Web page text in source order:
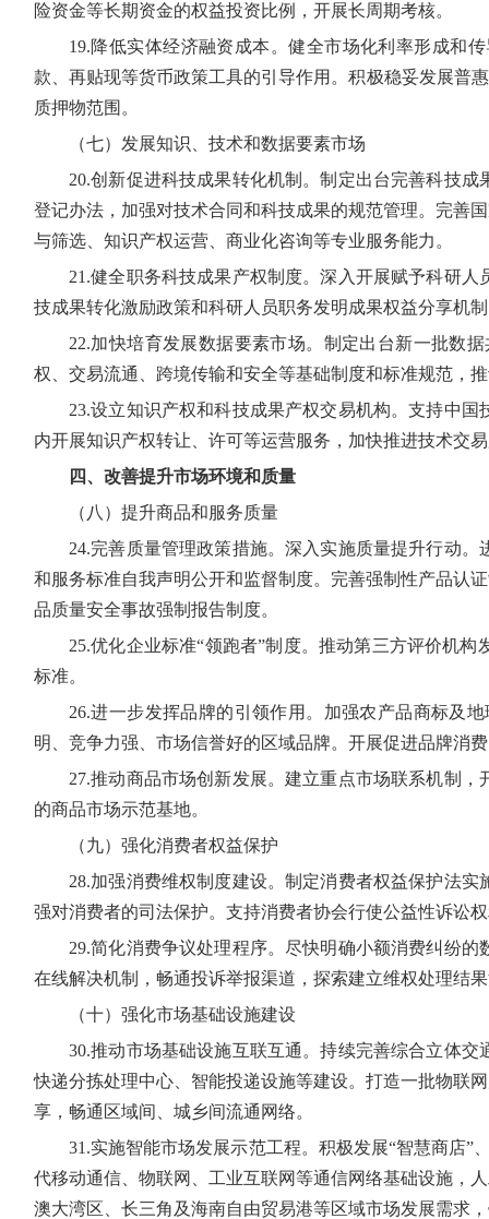
险资金等长期资金的权益投资比例，开展长周期考核。
19.降低实体经济融资成本。健全市场化利率形成和
款、再贴现等货币政策工具的引导作用。积极稳妥发展普
质押物范围。
（七）发展知识、技术和数据要素市场
20.创新促进科技成果转化机制。制定出台完善科技
登记办法，加强对技术合同和科技成果的规范管理。完善
与筛选、知识产权运营、商业化咨询等专业服务能力。
21.健全职务科技成果产权制度。深入开展赋予科研
技成果转化激励政策和科研人员职务发明成果权益分享机
22.加快培育发展数据要素市场。制定出台新一批数
权、交易流通、跨境传输和安全等基础制度和标准规范，
23.设立知识产权和科技成果产权交易机构。支持中
内开展知识产权转让、许可等运营服务，加快推进技术交
四、改善提升市场环境和质量
（八）提升商品和服务质量
24.完善质量管理政策措施。深入实施质量提升行动
和服务标准自我声明公开和监督制度。完善强制性产品认
品质量安全事故强制报告制度。
25.优化企业标准“领跑者”制度。推动第三方评价机
标准。
26.进一步发挥品牌的引领作用。加强农产品商标及
明、竞争力强、市场信誉好的区域品牌。开展促进品牌消
27.推动商品市场创新发展。建立重点市场联系机制
的商品市场示范基地。
（九）强化消费者权益保护
28.加强消费维权制度建设。制定消费者权益保护法
强对消费者的司法保护。支持消费者协会行使公益性诉讼
29.简化消费争议处理程序。尽快明确小额消费纠纷
在线解决机制，畅通投诉举报渠道，探索建立维权处理结
（十）强化市场基础设施建设
30.推动市场基础设施互联互通。持续完善综合立体
快递分拣处理中心、智能投递设施等建设。打造一批物联
享，畅通区域间、城乡间流通网络。
31.实施智能市场发展示范工程。积极发展“智慧商店”
代移动通信、物联网、工业互联网等通信网络基础设施，
澳大湾区、长三角及海南自由贸易港等区域市场发展需求